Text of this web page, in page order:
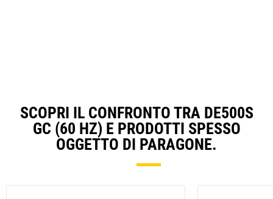
SCOPRI IL CONFRONTO TRA DE500S
GC (60 HZ) E PRODOTTI SPESSO
OGGETTO DI PARAGONE.